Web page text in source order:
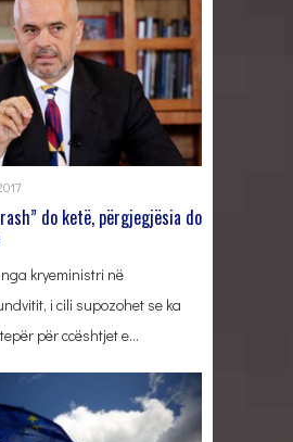
do ketë, përgjegjësia do
kryeministri në
i cili supozohet se ka
për ccështjet e…